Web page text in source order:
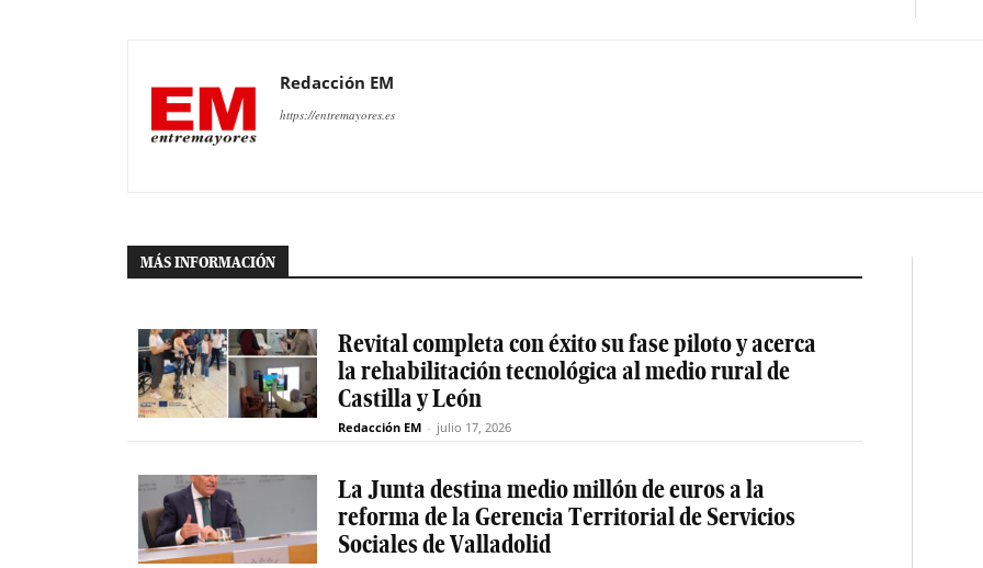
Redacción EM
https://entremayores.es
MÁS INFORMACIÓN
Revital completa con éxito su fase piloto y acerca
la rehabilitación tecnológica al medio rural de
Castilla y León
Redacción EM - julio 17, 2026
La Junta destina medio millón de euros a la
reforma de la Gerencia Territorial de Servicios
Sociales de Valladolid